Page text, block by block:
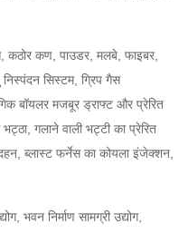
कठोर कण, पाउडर, मलबे, फाइबर,
सिस्टम, ग्रिप गैस
बॉयलर मजबूर ड्राफ्ट और प्रेरित
गलाने वाली भट्टी का प्रेरित
ब्लास्ट फर्नेस का कोयला इंजेक्शन,
भवन निर्माण सामग्री उद्योग,